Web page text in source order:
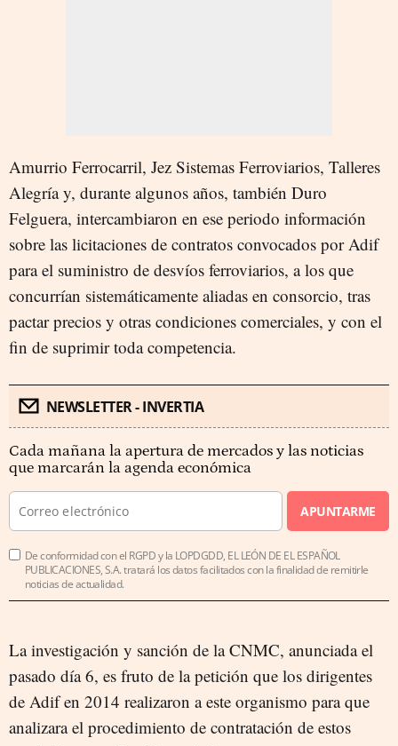
Amurrio Ferrocarril, Jez Sistemas Ferroviarios, Talleres
Alegría y, durante algunos años, también Duro
Felguera, intercambiaron en ese periodo información
sobre las licitaciones de contratos convocados por Adif
para el suministro de desvíos ferroviarios, a los que
concurrían sistemáticamente aliadas en consorcio, tras
pactar precios y otras condiciones comerciales, y con el
fin de suprimir toda competencia.
NEWSLETTER - INVERTIA
Cada mañana la apertura de mercados y las noticias
que marcarán la agenda económica
APUNTARME
De conformidad con el RGPD y la LOPDGDD, EL LEÓN DE EL ESPAÑOL
PUBLICACIONES, S.A. tratará los datos facilitados con la finalidad de remitirle
noticias de actualidad.
La investigación y sanción de la CNMC, anunciada el
pasado día 6, es fruto de la petición que los dirigentes
de Adif en 2014 realizaron a este organismo para que
analizara el procedimiento de contratación de estos